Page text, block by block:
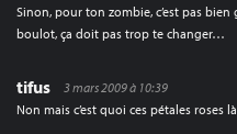
Sinon, pour ton zombie, c’est pas
boulot, ça doit pas trop te changer…
tifus
3 mars 2009 à 10:39
Non mais c’est quoi ces pétales roses là